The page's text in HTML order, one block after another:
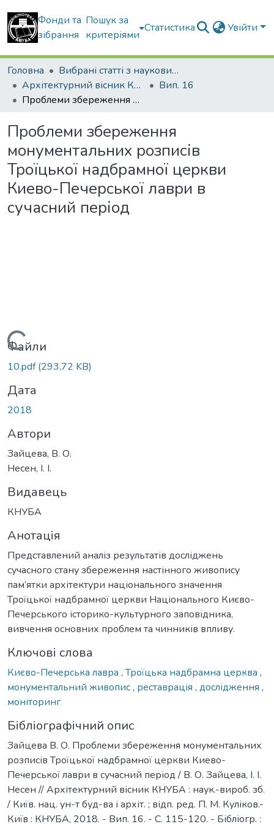
Фонди та
зібрання
Пошук за
критеріями
Статистика Увійти
Головна
Вибрані статті з наукових збірників КНУБА
Архітектурний вісник КНУБА
Вип. 16
Проблеми збереження монументальних розписів Троїцької надбрамної церкви Киево-Печерської лаври в сучасний період
Проблеми збереження
монументальних розписів
Троїцької надбрамної церкви
Киево-Печерської лаври в
сучасний період
Вантажиться...
Файли
10.pdf(293,72 KB)
Дата
2018
Автори
Зайцева, В. О.
Несен, І. І.
Видавець
КНУБА
Анотація
Представлений аналіз результатів досліджень
сучасного стану збереження настінного живопису
пам’ятки архітектури національного значення
Троїцької надбрамної церкви Національного Києво-
Печерського історико-культурного заповідника,
вивчення основних проблем та чинників впливу.
Ключові слова
Києво-Печерська лавра ,Троїцька надбрамна церква ,
монументальний живопис, реставрація , дослідження ,
моніторинг
Бібліографічний опис
Зайцева В. О. Проблеми збереження монументальних
розписів Троїцької надбрамної церкви Киево-
Печерської лаври в сучасний період / В. О. Зайцева, І. І.
Несен // Архітектурний вісник КНУБА : наук.-вироб. зб.
/ Київ. нац. ун-т буд-ва і архіт. ; відп. ред. П. М. Куліков.-
Київ : КНУБА, 2018. - Вип. 16. - С. 115-120. - Бібліогр. :